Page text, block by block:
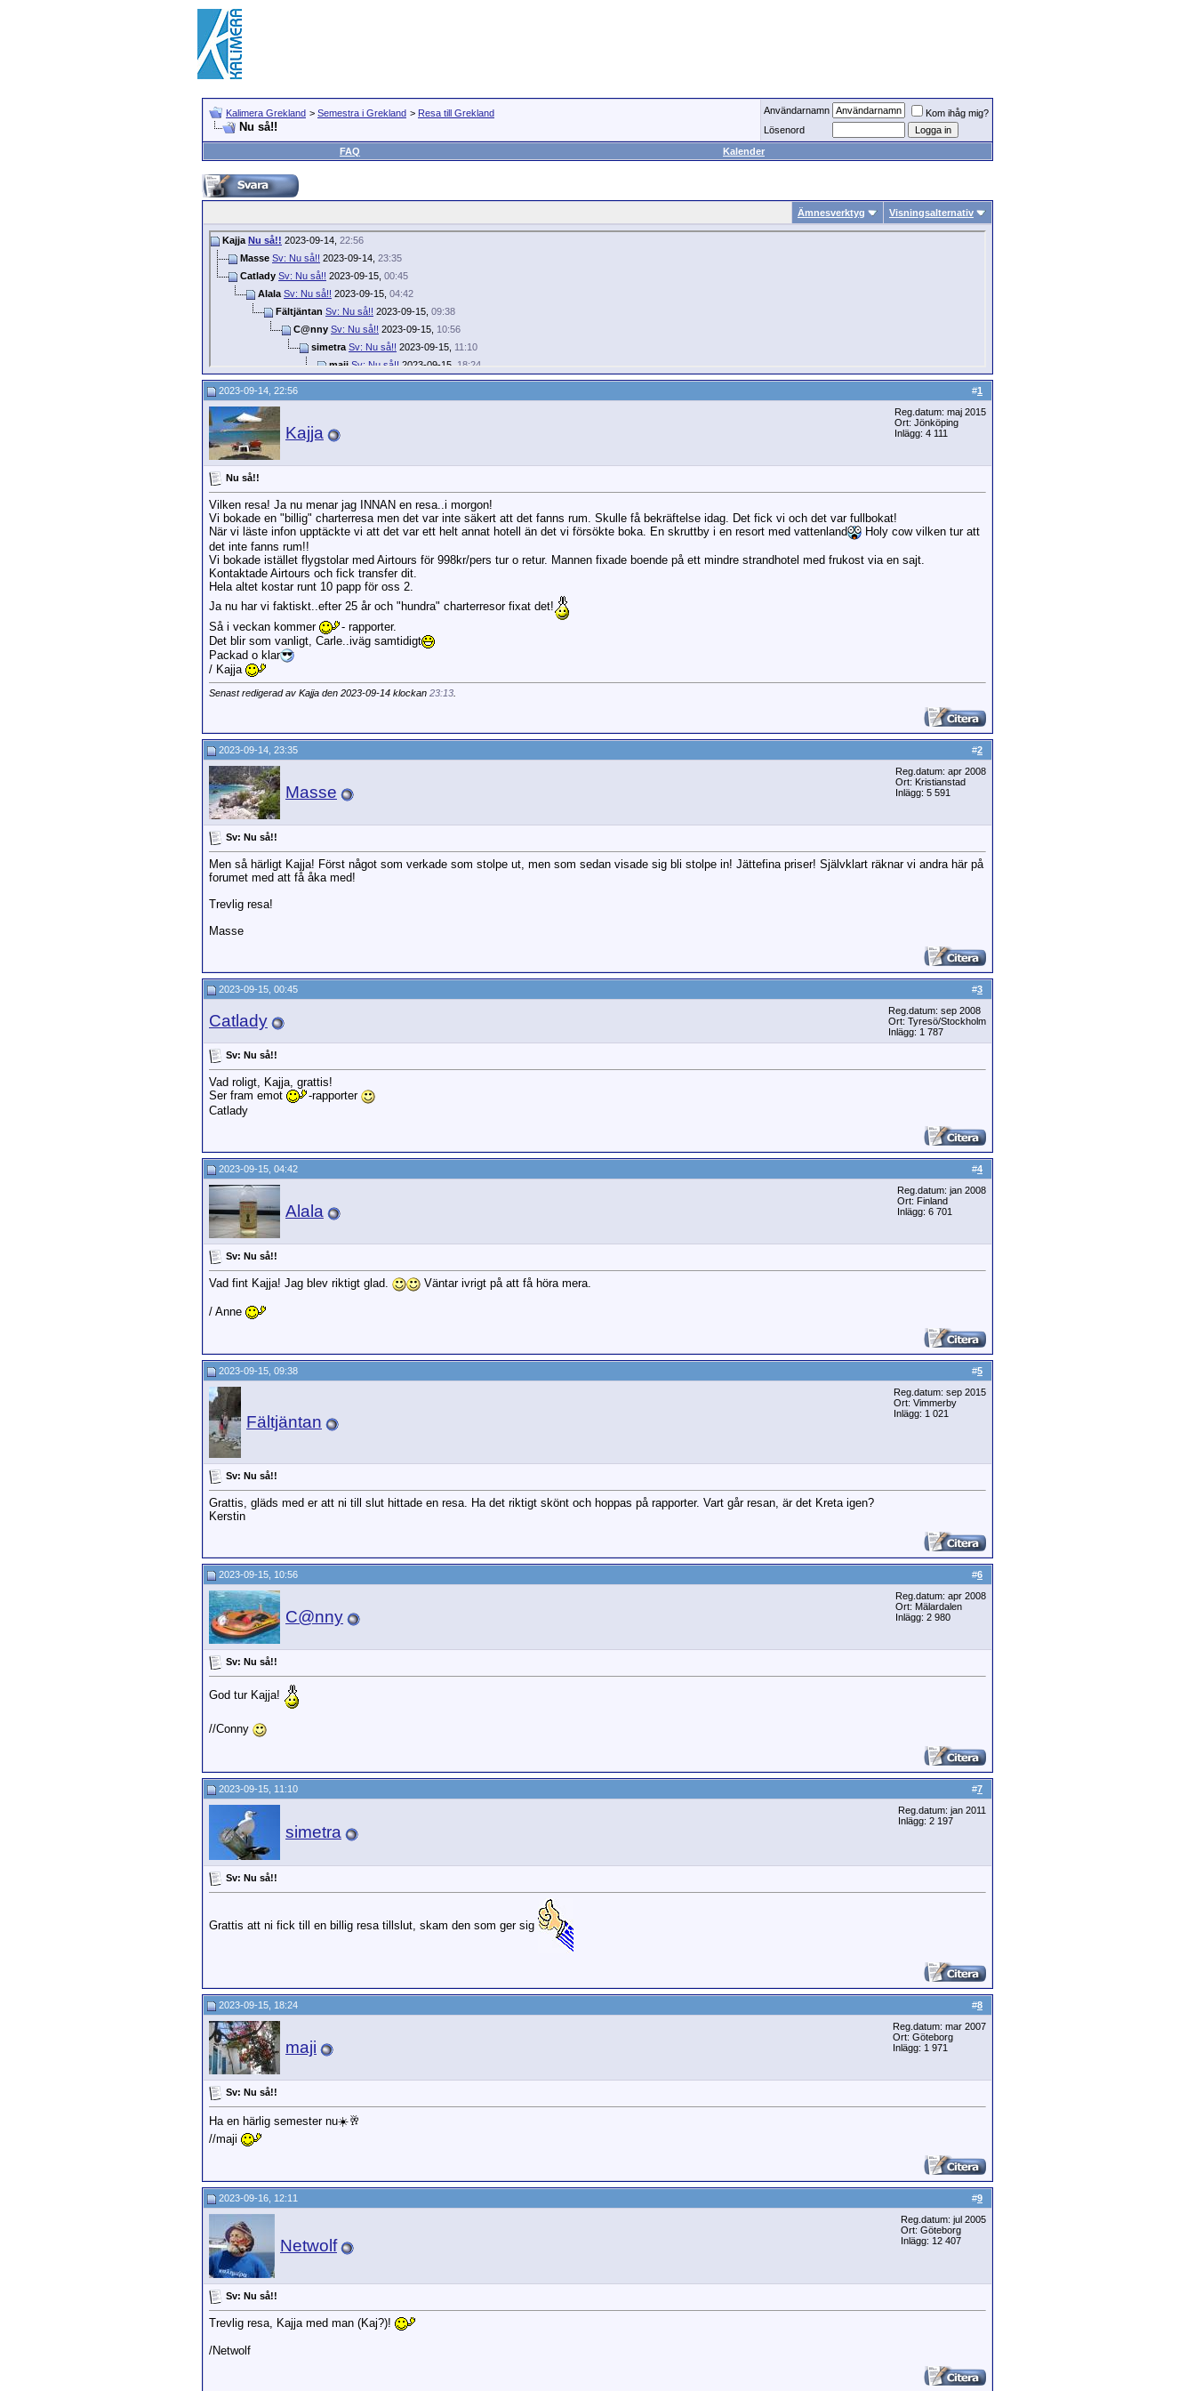
Kalimera Grekland > Semestra i Grekland > Resa till Grekland
Nu så!!
Användarnamn
Kom ihåg mig?
Lösenord
FAQ
Kalender
Ämnesverktyg Visningsalternativ
Kajja Nu så!! 2023-09-14, 22:56
Masse Sv: Nu så!! 2023-09-14, 23:35
Catlady Sv: Nu så!! 2023-09-15, 00:45
Alala Sv: Nu så!! 2023-09-15, 04:42
Fältjäntan Sv: Nu så!! 2023-09-15, 09:38
C@nny Sv: Nu så!! 2023-09-15, 10:56
simetra Sv: Nu så!! 2023-09-15, 11:10
maji Sv: Nu så!! 2023-09-15, 18:24
Netwolf Sv: Nu så!!2023-09-16,12:11
piam Sv: Nu så!!2023-09-16,15:43
#1
2023-09-14, 22:56
Kajja
Reg.datum: maj 2015
Ort: Jönköping
Inlägg: 4 111
Nu så!!
Vilken resa! Ja nu menar jag INNAN en resa..i morgon!
Vi bokade en "billig" charterresa men det var inte säkert att det fanns rum. Skulle få bekräftelse idag. Det fick vi och det var fullbokat!
När vi läste infon upptäckte vi att det var ett helt annat hotell än det vi försökte boka. En skruttby i en resort med vattenland
Holy cow vilken tur att
det inte fanns rum!!
Vi bokade istället flygstolar med Airtours för 998kr/pers tur o retur. Mannen fixade boende på ett mindre strandhotel med frukost via en sajt.
Kontaktade Airtours och fick transfer dit.
Hela altet kostar runt 10 papp för oss 2.
Ja nu har vi faktiskt..efter 25 år och "hundra" charterresor fixat det!
Så i veckan kommer
- rapporter.
Det blir som vanligt, Carle..iväg samtidigt
Packad o klar
/ Kajja
Senast redigerad av Kajja den 2023-09-14 klockan 23:13
#2
2023-09-14, 23:35
Masse
Reg.datum: apr 2008
Ort: Kristianstad
Inlägg: 5 591
Sv: Nu så!!
Men så härligt Kajja! Först något som verkade som stolpe ut, men som sedan visade sig bli stolpe in! Jättefina priser! Självklart räknar vi andra här på
forumet med att få åka med!
Trevlig resa!
Masse
#3
2023-09-15, 00:45
Catlady
Reg.datum: sep 2008
Ort: Tyresö/Stockholm
Inlägg: 1 787
Sv: Nu så!!
Vad roligt, Kajja, grattis!
Ser fram emot
-rapporter
Catlady
#4
2023-09-15, 04:42
Alala
Reg.datum: jan 2008
Ort: Finland
Inlägg: 6 701
Sv: Nu så!!
Vad fint Kajja! Jag blev riktigt glad. Väntar ivrigt på att få höra mera.
/ Anne
#5
2023-09-15, 09:38
Fältjäntan
Reg.datum: sep 2015
Ort: Vimmerby
Inlägg: 1 021
Sv: Nu så!!
Grattis, gläds med er att ni till slut hittade en resa. Ha det riktigt skönt och hoppas på rapporter. Vart går resan, är det Kreta igen?
Kerstin
#6
2023-09-15, 10:56
C@nny
Reg.datum: apr 2008
Ort: Mälardalen
Inlägg: 2 980
Sv: Nu så!!
God tur Kajja!
//Conny
#7
2023-09-15, 11:10
simetra
Reg.datum: jan 2011
Inlägg: 2 197
Sv: Nu så!!
Grattis att ni fick till en billig resa tillslut, skam den som ger sig
#8
2023-09-15, 18:24
maji
Reg.datum: mar 2007
Ort: Göteborg
Inlägg: 1 971
Sv: Nu så!!
Ha en härlig semester nu☀️🥂
//maji
#9
2023-09-16, 12:11
Netwolf
Reg.datum: jul 2005
Ort: Göteborg
Inlägg: 12 407
Sv: Nu så!!
Trevlig resa, Kajja med man (Kaj?)!
/Netwolf